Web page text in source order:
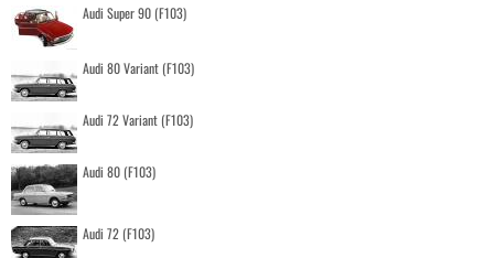
Audi Super 90 (F103)
Audi 80 Variant (F103)
Audi 72 Variant (F103)
Audi 80 (F103)
Audi 72 (F103)